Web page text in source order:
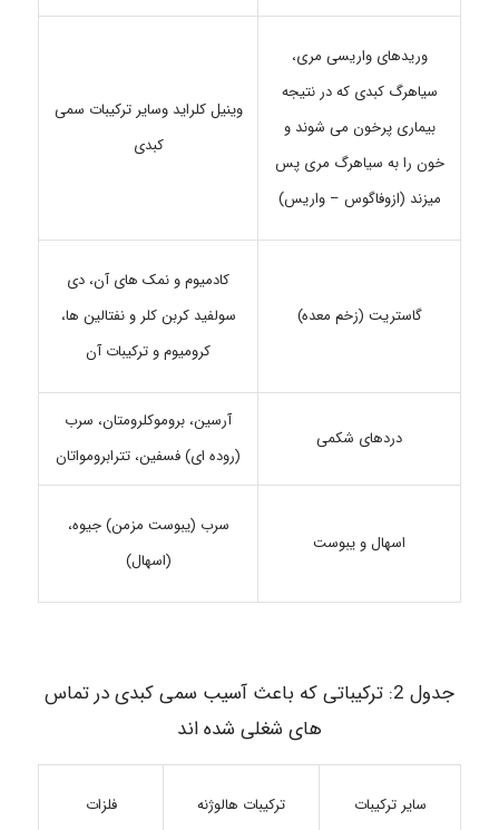
وریدهای واریسی مری،
سیاهرگ کبدی که در نتیجه
بیماری پرخون می شوند و
خون را به سیاهرگ مری پس
میزند (ازوفاگوس – واریس)
وینیل کلراید وسایر ترکیبات سمی
کبدی
گاستریت (زخم معده)
کادمیوم و نمک های آن، دی
سولفید کربن کلر و نفتالین ها،
کرومیوم و ترکیبات آن
دردهای شکمی
آرسین، بروموکلرومتان، سرب
(روده ای) فسفین، تترابرومواتان
اسهال و یبوست
سرب (یبوست مزمن) جیوه،
(اسهال)
جدول 2: ترکیباتی که باعث آسیب سمی کبدی در تماس
های شغلی شده اند
سایر ترکیبات ترکیبات هالوژنه فلزات